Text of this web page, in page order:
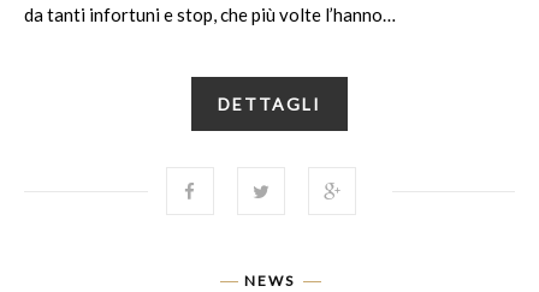
da tanti infortuni e stop, che più volte l’hanno…
DETTAGLI
NEWS